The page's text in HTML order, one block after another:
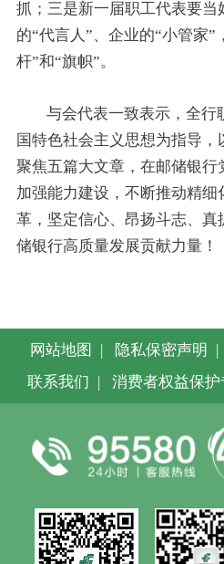
抓；三是新一届职工代表要当
的“代言人”、企业的“小管家”
杆”和“旗帜”。
与会代表一致表示，全行
国特色社会主义思想为指导，
聚焦五篇大文章，在邮储银
加强能力建设，不断推动精
革，坚定信心、昂扬斗志、真
储银行高质量发展贡献力量！
网站地图 | 隐私保密声明 |
联系我们 | 消费者权益保护